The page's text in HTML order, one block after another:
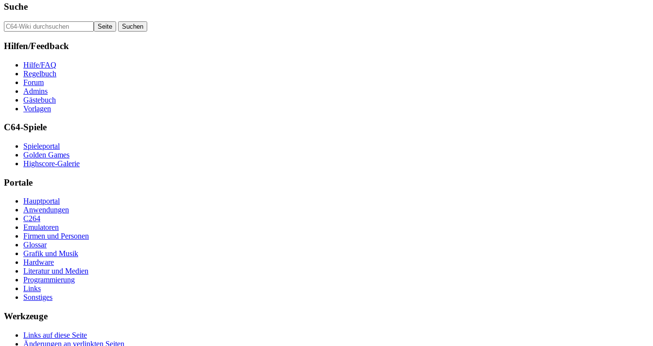
Suche
Hilfen/Feedback
Hilfe/FAQ
Regelbuch
Forum
Admins
Gästebuch
Vorlagen
C64-Spiele
Spieleportal
Golden Games
Highscore-Galerie
Portale
Hauptportal
Anwendungen
C264
Emulatoren
Firmen und Personen
Glossar
Grafik und Musik
Hardware
Literatur und Medien
Programmierung
Links
Sonstiges
Werkzeuge
Links auf diese Seite
Änderungen an verlinkten Seiten